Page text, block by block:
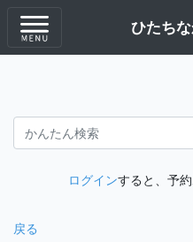
ひたち
ログインすると、予
戻る